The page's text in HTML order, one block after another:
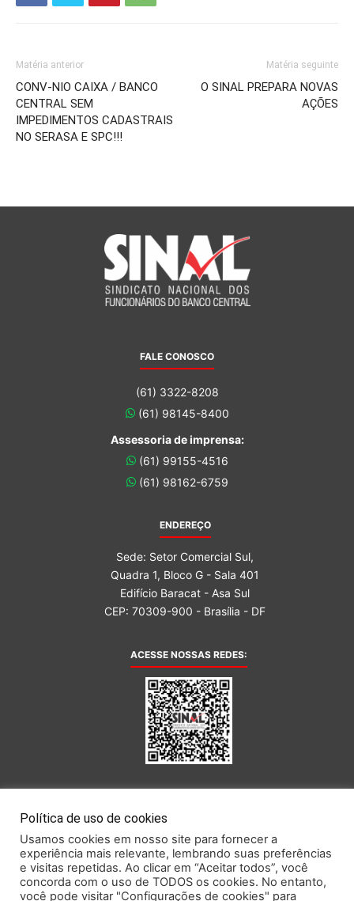
Matéria anterior
CONV-NIO CAIXA / BANCO
CENTRAL SEM
IMPEDIMENTOS CADASTRAIS
NO SERASA E SPC!!!
Matéria seguinte
O SINAL PREPARA NOVAS
AÇÕES
FALE CONOSCO
(61) 3322-8208
(61) 98145-8400
Assessoria de imprensa:
(61) 99155-4516
(61) 98162-6759
ENDEREÇO
Sede: Setor Comercial Sul,
Quadra 1, Bloco G - Sala 401
Edifício Baracat - Asa Sul
CEP: 70309-900 - Brasília - DF
ACESSE NOSSAS REDES:
Política de uso de cookies
Usamos cookies em nosso site para fornecer a
experiência mais relevante, lembrando suas preferências
e visitas repetidas. Ao clicar em “Aceitar todos”, você
concorda com o uso de TODOS os cookies. No entanto,
você pode visitar "Configurações de cookies" para